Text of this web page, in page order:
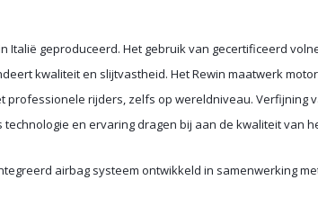
Italië geproduceerd. Het gebruik van gecertificeerd
kwaliteit en slijtvastheid. Het Rewin maatwerk
professionele rijders, zelfs op wereldniveau. Verfijning
en ervaring dragen bij aan de kwaliteit van
airbag systeem ontwikkeld in samenwerking